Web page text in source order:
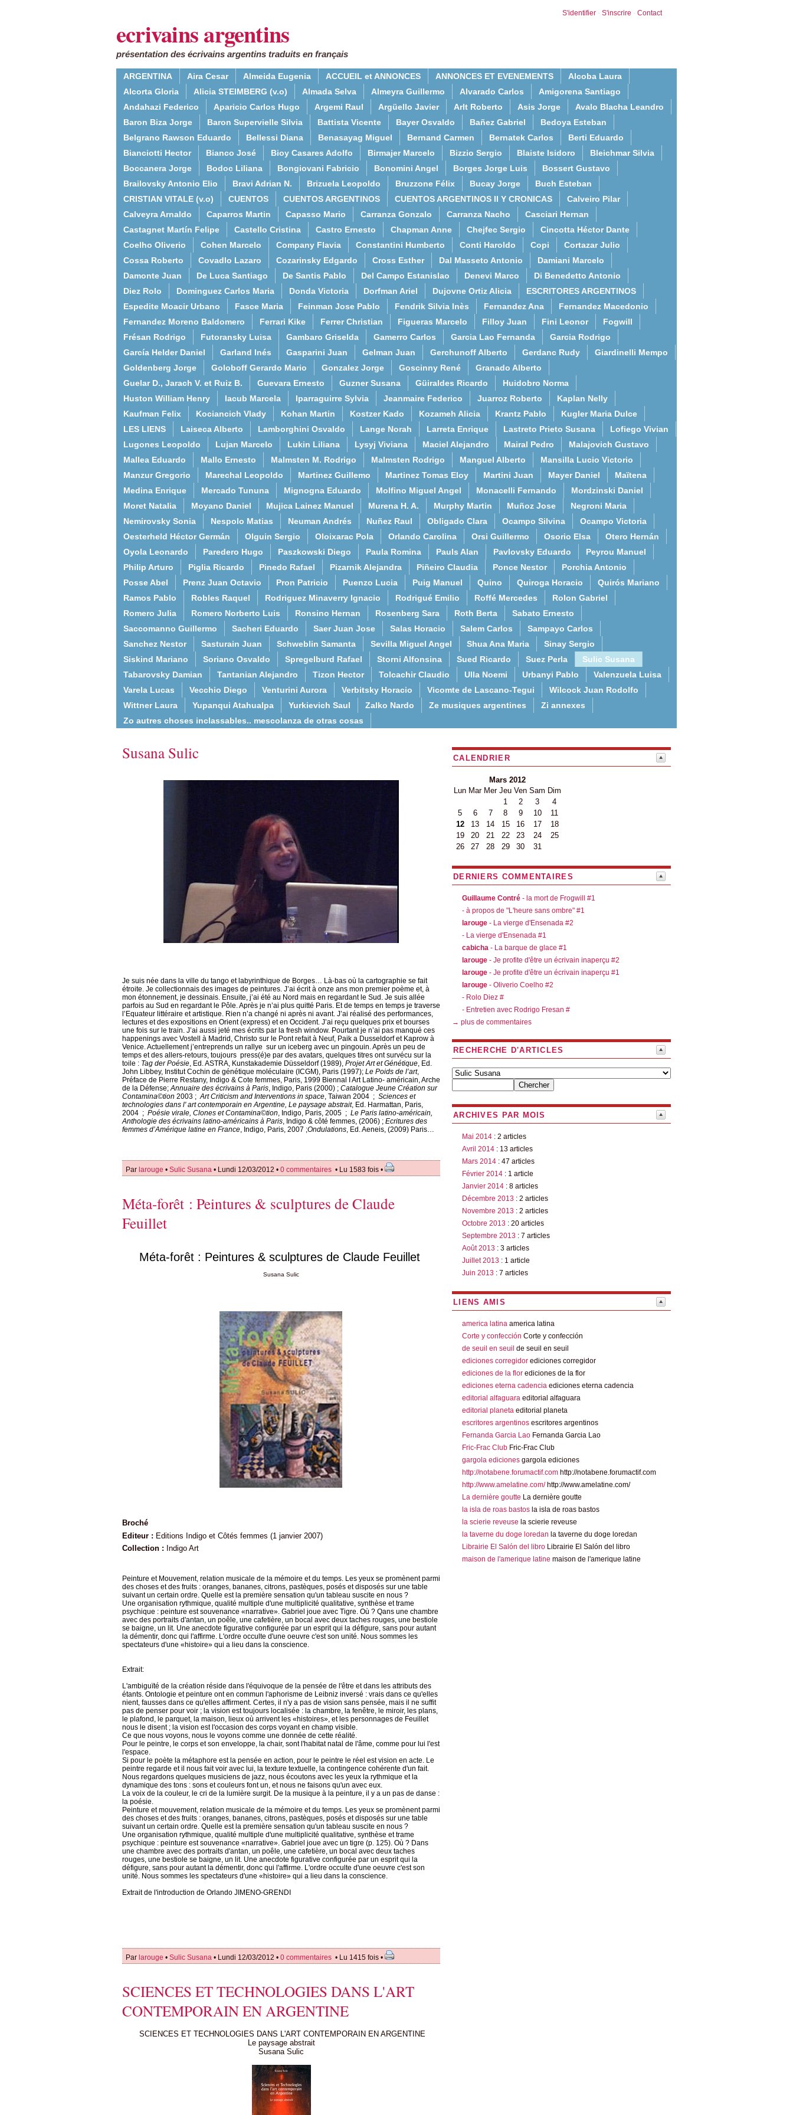
S'identifier - S'inscrire - Contact
ecrivains argentins
présentation des écrivains argentins traduits en français
ARGENTINA Aira Cesar Almeida Eugenia ACCUEIL et ANNONCES ANNONCES ET EVENEMENTS
Alcoba Laura
Alcorta Gloria
Alicia STEIMBERG (v.o) Almada Selva Almeyra Guillermo Alvarado Carlos
Amigorena Santiago
Andahazi Federico
Aparicio Carlos Hugo Argemi Raul Argüello Javier Arlt Roberto Asis Jorge
Avalo Blacha Leandro
Baron Biza Jorge
Baron Supervielle Silvia Battista Vicente Bayer Osvaldo Bañez Gabriel
Bedoya Esteban
Belgrano Rawson Eduardo
Bellessi Diana Benasayag Miguel Bernand Carmen Bernatek Carlos
Berti Eduardo
Bianciotti Hector
Bianco José Bioy Casares Adolfo Birmajer Marcelo Bizzio Sergio Blaiste Isidoro
Bleichmar Silvia
Boccanera Jorge
Bodoc Liliana Bongiovani Fabricio Bonomini Angel Borges Jorge Luis
Bossert Gustavo
Brailovsky Antonio Elio
Bravi Adrian N. Brizuela Leopoldo Bruzzone Félix Bucay Jorge
Buch Esteban
CRISTIAN VITALE (v.o)
CUENTOS CUENTOS ARGENTINOS CUENTOS ARGENTINOS II Y CRONICAS
Calveiro Pilar
Calveyra Arnaldo
Caparros Martin Capasso Mario Carranza Gonzalo Carranza Nacho
Casciari Hernan
Castagnet Martín Felipe
Castello Cristina Castro Ernesto Chapman Anne Chejfec Sergio
Cincotta Héctor Dante
Coelho Oliverio
Cohen Marcelo Company Flavia Constantini Humberto Conti Haroldo Copi
Cortazar Julio
Cossa Roberto
Covadlo Lazaro Cozarinsky Edgardo Cross Esther Dal Masseto Antonio
Damiani Marcelo
Damonte Juan
De Luca Santiago De Santis Pablo Del Campo Estanislao Denevi Marco
Di Benedetto Antonio
Diez Rolo
Dominguez Carlos Maria Donda Victoria Dorfman Ariel Dujovne Ortiz Alicia
ESCRITORES ARGENTINOS
Espedite Moacir Urbano
Fasce Maria Feinman Jose Pablo Fendrik Silvia Inès Fernandez Ana
Fernandez Macedonio
Fernandez Moreno Baldomero
Ferrari Kike Ferrer Christian Figueras Marcelo Filloy Juan Fini Leonor
Fogwill
Frésan Rodrigo
Futoransky Luisa Gambaro Griselda Gamerro Carlos Garcia Lao Fernanda
Garcia Rodrigo
García Helder Daniel
Garland Inés Gasparini Juan Gelman Juan Gerchunoff Alberto Gerdanc Rudy
Giardinelli Mempo
Goldenberg Jorge
Goloboff Gerardo Mario Gonzalez Jorge Goscinny René
Granado Alberto
Guelar D., Jarach V. et Ruiz B.
Guevara Ernesto Guzner Susana Güiraldes Ricardo
Huidobro Norma
Huston William Henry
Iacub Marcela Iparraguirre Sylvia Jeanmaire Federico Juarroz Roberto
Kaplan Nelly
Kaufman Felix
Kociancich Vlady Kohan Martin Kostzer Kado Kozameh Alicia Krantz Pablo
Kugler Maria Dulce
LES LIENS
Laiseca Alberto Lamborghini Osvaldo Lange Norah Larreta Enrique Lastreto Prieto Susana
Lofiego Vivian
Lugones Leopoldo
Lujan Marcelo Lukin Liliana Lysyj Viviana Maciel Alejandro Mairal Pedro
Malajovich Gustavo
Mallea Eduardo
Mallo Ernesto Malmsten M. Rodrigo Malmsten Rodrigo Manguel Alberto
Mansilla Lucio Victorio
Manzur Gregorio
Marechal Leopoldo Martinez Guillemo Martinez Tomas Eloy Martini Juan Mayer Daniel
Maïtena
Medina Enrique
Mercado Tununa Mignogna Eduardo Molfino Miguel Angel Monacelli Fernando
Mordzinski Daniel
Moret Natalia
Moyano Daniel Mujica Lainez Manuel Murena H. A. Murphy Martin Muñoz Jose
Negroni Maria
Nemirovsky Sonia
Nespolo Matias Neuman Andrés Nuñez Raul Obligado Clara Ocampo Silvina
Ocampo Victoria
Oesterheld Héctor Germán
Olguin Sergio Oloixarac Pola Orlando Carolina Orsi Guillermo Osorio Elsa
Otero Hernán
Oyola Leonardo
Paredero Hugo Paszkowski Diego Paula Romina Pauls Alan Pavlovsky Eduardo
Peyrou Manuel
Philip Arturo
Piglia Ricardo Pinedo Rafael Pizarnik Alejandra Piñeiro Claudia Ponce Nestor
Porchia Antonio
Posse Abel
Prenz Juan Octavio Pron Patricio Puenzo Lucia Puig Manuel Quino Quiroga Horacio
Quirós Mariano
Ramos Pablo
Robles Raquel Rodriguez Minaverry Ignacio Rodrigué Emilio Roffé Mercedes
Rolon Gabriel
Romero Julia
Romero Norberto Luis Ronsino Hernan Rosenberg Sara Roth Berta
Sabato Ernesto
Saccomanno Guillermo
Sacheri Eduardo Saer Juan Jose Salas Horacio Salem Carlos
Sampayo Carlos
Sanchez Nestor
Sasturain Juan Schweblin Samanta Sevilla Miguel Angel Shua Ana Maria
Sinay Sergio
Siskind Mariano
Soriano Osvaldo Spregelburd Rafael Storni Alfonsina Sued Ricardo Suez Perla
Sulic Susana
Tabarovsky Damian
Tantanian Alejandro Tizon Hector Tolcachir Claudio Ulla Noemi Urbanyi Pablo
Valenzuela Luisa
Varela Lucas
Vecchio Diego Venturini Aurora Verbitsky Horacio Vicomte de Lascano-Tegui
Wilcock Juan Rodolfo
Wittner Laura
Yupanqui Atahualpa Yurkievich Saul Zalko Nardo Ze musiques argentines
Zi annexes
Zo autres choses inclassables.. mescolanza de otras cosas
Susana Sulic
Je suis née dans la ville du tango et labyrinthique de Borges… Là-bas où la cartographie se fait
étroite. Je collectionnais des images de peintures. J’ai écrit à onze ans mon premier poème et, à
mon étonnement, je dessinais. Ensuite, j’ai été au Nord mais en regardant le Sud. Je suis allée
parfois au Sud en regardant le Pôle. Après je n’ai plus quitté Paris. Et de temps en temps je traverse
l’Equateur littéraire et artistique. Rien n’a changé ni après ni avant. J’ai réalisé des performances,
lectures et des expositions en Orient (express) et en Occident. J’ai reçu quelques prix et bourses
une fois sur le train. J’ai aussi jeté mes écrits par la fresh window. Pourtant je n’ai pas manqué ces
happenings avec Vostell à Madrid, Christo sur le Pont refait à Neuf, Paik a Dusseldorf et Kaprow à
Venice. Actuellement j’entreprends un rallye sur un iceberg avec un pingouin. Après un peu de
temps et des allers-retours, toujours press(é)e par des avatars, quelques titres ont survécu sur la
toile : Tag der Poésie, Ed. ASTRA, Kunstakademie Düsseldorf (1989), Projet Art et Génétique, Ed.
John Libbey, Institut Cochin de génétique moléculaire (ICGM), Paris (1997); Le Poids de l’art,
Préface de Pierre Restany, Indigo & Cote femmes, Paris, 1999 Biennal I Art Latino- américain, Arche
de la Défense;Annuaire des écrivains à Paris, Indigo, Paris (2000) ; Catalogue Jeune Création sur
Contamina©tion 2003 ;Art Criticism and Interventions in space, Taiwan 2004 ; Sciences et
technologies dans l' art contemporain en Argentine, Le paysage abstrait, Ed. Harmattan, Paris,
2004 ; Poésie virale, Clones et Contamina©tion, Indigo, Paris, 2005 ; Le Paris latino-américain,
Anthologie des écrivains latino-américains à Paris, Indigo & côté femmes, (2006) ; Ecritures des
femmes d’Amérique latine en France, Indigo, Paris, 2007 ;Ondulations, Ed. Aeneis, (2009) Paris…
Par larouge • Sulic Susana • Lundi 12/03/2012 • 0 commentaires • Lu 1583 fois •
Méta-forêt : Peintures & sculptures de Claude
Feuillet
Méta-forêt : Peintures & sculptures de Claude Feuillet
Susana Sulic
Broché
Editeur : Editions Indigo et Côtés femmes (1 janvier 2007)
Collection : Indigo Art
Peinture et Mouvement, relation musicale de la mémoire et du temps. Les yeux se promènent parmi
des choses et des fruits : oranges, bananes, citrons, pastèques, posés et disposés sur une table
suivant un certain ordre. Quelle est la première sensation qu'un tableau suscite en nous ?
Une organisation rythmique, qualité multiple d'une multiplicité qualitative, synthèse et trame
psychique : peinture est souvenance «narrative». Gabriel joue avec Tigre. Où ? Qans une chambre
avec des portraits d'antan, un poêle, une cafetière, un bocal avec deux taches rouges, une bestiole
se baigne, un lit. Une anecdote figurative configurée par un esprit qui la défigure, sans pour autant
la démentir, donc qui l'affirme. L'ordre occulte d'une oeuvre c'est son unité. Nous sommes les
spectateurs d'une «histoire» qui a lieu dans la conscience.
Extrait:
L'ambiguïté de la création réside dans l'équivoque de la pensée de l'être et dans les attributs des
étants. Ontologie et peinture ont en commun l'aphorisme de Leibniz inversé : vrais dans ce qu'elles
nient, fausses dans ce qu'elles affirment. Certes, il n'y a pas de vision sans pensée, mais il ne suffit
pas de penser pour voir ; la vision est toujours localisée : la chambre, la fenêtre, le miroir, les plans,
le plafond, le parquet, la maison, lieux où arrivent les «histoires», et les personnages de Feuillet
nous le disent ; la vision est l'occasion des corps voyant en champ visible.
Ce que nous voyons, nous le voyons comme une donnée de cette réalité.
Pour le peintre, le corps et son enveloppe, la chair, sont l'habitat natal de l'âme, comme pour lui l'est
l'espace.
Si pour le poète la métaphore est la pensée en action, pour le peintre le réel est vision en acte. Le
peintre regarde et il nous fait voir avec lui, la texture textuelle, la contingence cohérente d'un fait.
Nous regardons quelques musiciens de jazz, nous écoutons avec les yeux la rythmique et la
dynamique des tons : sons et couleurs font un, et nous ne faisons qu'un avec eux.
La voix de la couleur, le cri de la lumière surgit. De la musique à la peinture, il y a un pas de danse :
la poésie.
Peinture et mouvement, relation musicale de la mémoire et du temps. Les yeux se promènent parmi
des choses et des fruits : oranges, bananes, citrons, pastèques, posés et disposés sur une table
suivant un certain ordre. Quelle est la première sensation qu'un tableau suscite en nous ?
Une organisation rythmique, qualité multiple d'une multiplicité qualitative, synthèse et trame
psychique : peinture est souvenance «narrative». Gabriel joue avec un tigre (p. 125). Où ? Dans
une chambre avec des portraits d'antan, un poêle, une cafetière, un bocal avec deux taches
rouges, une bestiole se baigne, un lit. Une anecdote figurative configurée par un esprit qui la
défigure, sans pour autant la démentir, donc qui l'affirme. L'ordre occulte d'une oeuvre c'est son
unité. Nous sommes les spectateurs d'une «histoire» qui a lieu dans la conscience.
Extrait de l'introduction de Orlando JIMENO-GRENDI
Par larouge • Sulic Susana • Lundi 12/03/2012 • 0 commentaires • Lu 1415 fois •
SCIENCES ET TECHNOLOGIES DANS L'ART
CONTEMPORAIN EN ARGENTINE
SCIENCES ET TECHNOLOGIES DANS L'ART CONTEMPORAIN EN ARGENTINE
Le paysage abstrait
Susana Sulic
CALENDRIER
Mars 2012
Lun Mar Mer Jeu Ven Sam Dim
1
2 3
4
5
6 7 8 9 10
11
12
13 14 15 16 17
18
19
20 21 22 23 24
25
26
27 28 29 30 31
DERNIERS COMMENTAIRES
Guillaume Contré - la mort de Frogwill #1
- à propos de "L'heure sans ombre" #1
larouge - La vierge d'Ensenada #2
- La vierge d'Ensenada #1
cabicha - La barque de glace #1
larouge - Je profite d'être un écrivain inaperçu #2
larouge - Je profite d'être un écrivain inaperçu #1
larouge - Oliverio Coelho #2
- Rolo Diez #
- Entretien avec Rodrigo Fresan #
→ plus de commentaires
RECHERCHE D'ARTICLES
ARCHIVES PAR MOIS
Mai 2014 : 2 articles
Avril 2014 : 13 articles
Mars 2014 : 47 articles
Février 2014 : 1 article
Janvier 2014 : 8 articles
Décembre 2013 : 2 articles
Novembre 2013 : 2 articles
Octobre 2013 : 20 articles
Septembre 2013 : 7 articles
Août 2013 : 3 articles
Juillet 2013 : 1 article
Juin 2013 : 7 articles
LIENS AMIS
america latina america latina
Corte y confección Corte y confección
de seuil en seuil de seuil en seuil
ediciones corregidor ediciones corregidor
ediciones de la flor ediciones de la flor
ediciones eterna cadencia ediciones eterna cadencia
editorial alfaguara editorial alfaguara
editorial planeta editorial planeta
escritores argentinos escritores argentinos
Fernanda Garcia Lao Fernanda Garcia Lao
Fric-Frac Club Fric-Frac Club
gargola ediciones gargola ediciones
http://notabene.forumactif.com http://notabene.forumactif.com
http://www.amelatine.com/http://www.amelatine.com/
La dernière goutte La dernière goutte
la isla de roas bastos la isla de roas bastos
la scierie reveuse la scierie reveuse
la taverne du doge loredan la taverne du doge loredan
Librairie El Salón del libro Librairie El Salón del libro
maison de l'amerique latine maison de l'amerique latine